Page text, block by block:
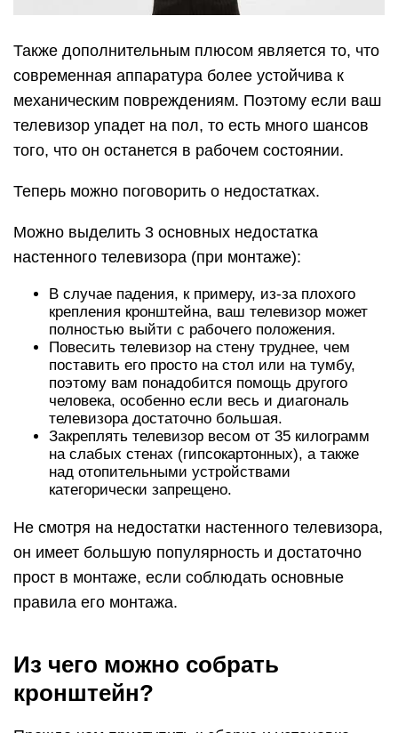
Также дополнительным плюсом является то, что
современная аппаратура более устойчива к
механическим повреждениям. Поэтому если ваш
телевизор упадет на пол, то есть много шансов
того, что он останется в рабочем состоянии.
Теперь можно поговорить о недостатках.
Можно выделить 3 основных недостатка
настенного телевизора (при монтаже):
В случае падения, к примеру, из-за плохого
крепления кронштейна, ваш телевизор может
полностью выйти с рабочего положения.
Повесить телевизор на стену труднее, чем
поставить его просто на стол или на тумбу,
поэтому вам понадобится помощь другого
человека, особенно если весь и диагональ
телевизора достаточно большая.
Закреплять телевизор весом от 35 килограмм
на слабых стенах (гипсокартонных), а также
над отопительными устройствами
категорически запрещено.
Не смотря на недостатки настенного телевизора,
он имеет большую популярность и достаточно
прост в монтаже, если соблюдать основные
правила его монтажа.
Из чего можно собрать
кронштейн?